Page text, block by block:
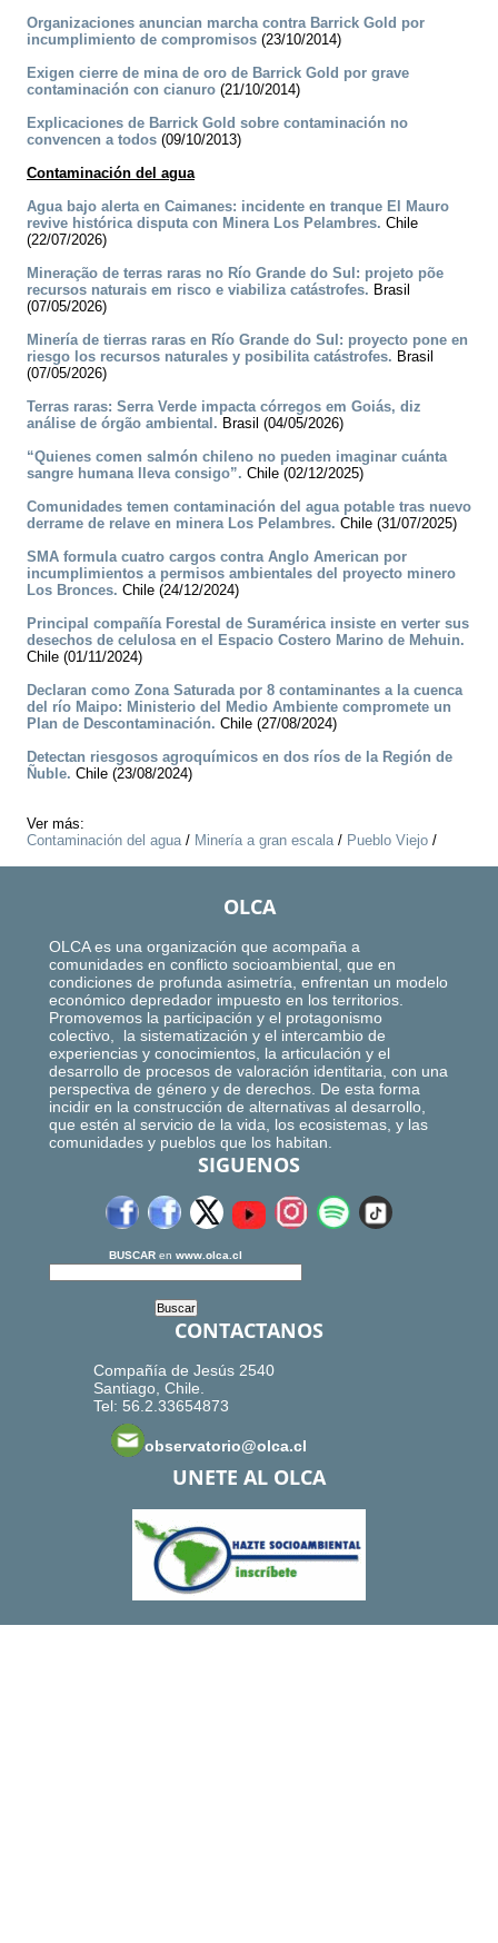
Organizaciones anuncian marcha contra Barrick Gold por
incumplimiento de compromisos (23/10/2014)
Exigen cierre de mina de oro de Barrick Gold por grave
contaminación con cianuro (21/10/2014)
Explicaciones de Barrick Gold sobre contaminación no
convencen a todos (09/10/2013)
Contaminación del agua
Agua bajo alerta en Caimanes: incidente en tranque El Mauro
revive histórica disputa con Minera Los Pelambres. Chile
(22/07/2026)
Mineração de terras raras no Río Grande do Sul: projeto põe
recursos naturais em risco e viabiliza catástrofes. Brasil
(07/05/2026)
Minería de tierras raras en Río Grande do Sul: proyecto pone en
riesgo los recursos naturales y posibilita catástrofes. Brasil
(07/05/2026)
Terras raras: Serra Verde impacta córregos em Goiás, diz
análise de órgão ambiental. Brasil (04/05/2026)
“Quienes comen salmón chileno no pueden imaginar cuánta
sangre humana lleva consigo”. Chile (02/12/2025)
Comunidades temen contaminación del agua potable tras nuevo
derrame de relave en minera Los Pelambres. Chile (31/07/2025)
SMA formula cuatro cargos contra Anglo American por
incumplimientos a permisos ambientales del proyecto minero
Los Bronces. Chile (24/12/2024)
Principal compañía Forestal de Suramérica insiste en verter sus
desechos de celulosa en el Espacio Costero Marino de Mehuin.
Chile (01/11/2024)
Declaran como Zona Saturada por 8 contaminantes a la cuenca
del río Maipo: Ministerio del Medio Ambiente compromete un
Plan de Descontaminación. Chile (27/08/2024)
Detectan riesgosos agroquímicos en dos ríos de la Región de
Ñuble. Chile (23/08/2024)
Ver más:
Contaminación del agua/ Minería a gran escala/ Pueblo Viejo /
OLCA
OLCA es una organización que acompaña a
comunidades en conflicto socioambiental, que en
condiciones de profunda asimetría, enfrentan un modelo
económico depredador impuesto en los territorios.
Promovemos la participación y el protagonismo
colectivo, la sistematización y el intercambio de
experiencias y conocimientos, la articulación y el
desarrollo de procesos de valoración identitaria, con una
perspectiva de género y de derechos. De esta forma
incidir en la construcción de alternativas al desarrollo,
que estén al servicio de la vida, los ecosistemas, y las
comunidades y pueblos que los habitan.
SIGUENOS
BUSCAR en www.olca.cl
CONTACTANOS
Compañía de Jesús 2540
Santiago, Chile.
Tel: 56.2.33654873
observatorio@olca.cl
UNETE AL OLCA